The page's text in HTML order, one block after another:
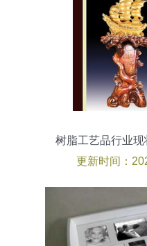
树脂工艺品行业
更新时间：